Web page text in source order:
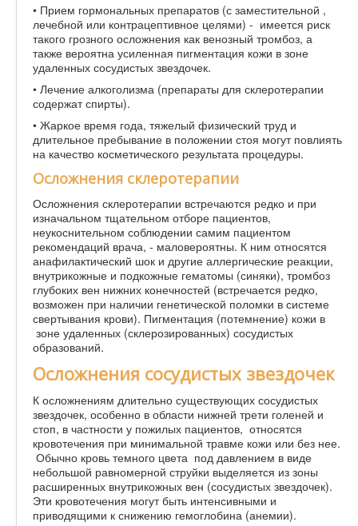
• Прием гормональных препаратов (с заместительной ,
лечебной или контрацептивное целями) - имеется риск
такого грозного осложнения как венозный тромбоз, а
также вероятна усиленная пигментация кожи в зоне
удаленных сосудистых звездочек.
• Лечение алкоголизма (препараты для склеротерапии
содержат спирты).
• Жаркое время года, тяжелый физический труд и
длительное пребывание в положении стоя могут повлиять
на качество косметического результата процедуры.
Осложнения склеротерапии
Осложнения склеротерапии встречаются редко и при
изначальном тщательном отборе пациентов,
неукоснительном соблюдении самим пациентом
рекомендаций врача, - маловероятны. К ним относятся
анафилактический шок и другие аллергические реакции,
внутрикожные и подкожные гематомы (синяки), тромбоз
глубоких вен нижних конечностей (встречается редко,
возможен при наличии генетической поломки в системе
свертывания крови). Пигментация (потемнение) кожи в
зоне удаленных (склерозированных) сосудистых
образований.
Осложнения сосудистых звездочек
К осложнениям длительно существующих сосудистых
звездочек, особенно в области нижней трети голеней и
стоп, в частности у пожилых пациентов, относятся
кровотечения при минимальной травме кожи или без нее.
Обычно кровь темного цвета под давлением в виде
небольшой равномерной струйки выделяется из зоны
расширенных внутрикожных вен (сосудистых звездочек).
Эти кровотечения могут быть интенсивными и
приводящими к снижению гемоглобина (анемии).